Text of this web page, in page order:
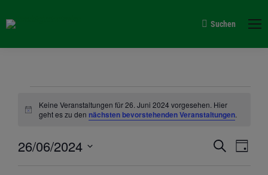
Search:
Suchen
Veranstaltungen
Hinweis
Keine Veranstaltungen für 26. Juni 2024 vorgesehen. Hier
geht es zu den nächsten bevorstehenden Veranstaltungen.
Suche
Tag
26/06/2024